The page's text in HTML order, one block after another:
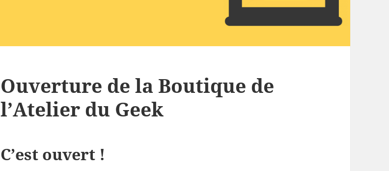
Ouverture de la Boutique de
l’Atelier du Geek
C’est ouvert !